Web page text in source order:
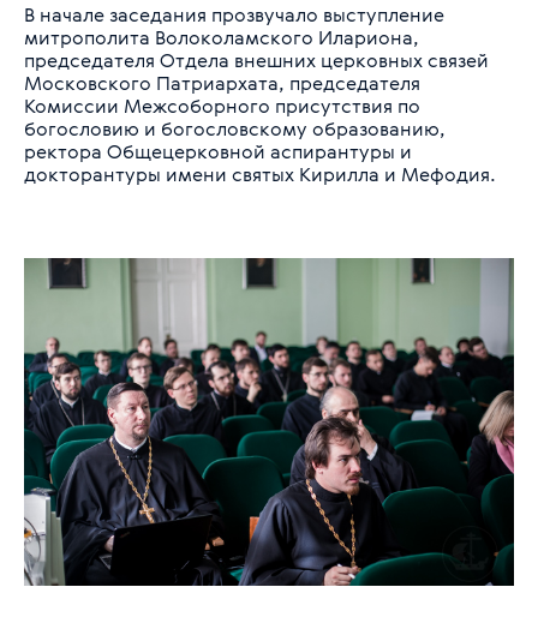
В начале заседания прозвучало выступление
митрополита Волоколамского Илариона,
председателя Отдела внешних церковных связей
Московского Патриархата, председателя
Комиссии Межсоборного присутствия по
богословию и богословскому образованию,
ректора Общецерковной аспирантуры и
докторантуры имени святых Кирилла и Мефодия.